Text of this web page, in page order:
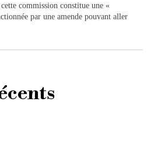
commission constitue une «
par une amende pouvant aller